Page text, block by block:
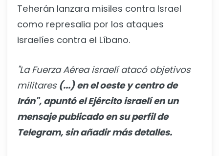
Teherán lanzara misiles contra Israel
como represalia por los ataques
israelíes contra el Líbano.
"La Fuerza Aérea israelí atacó objetivos
militares(...) en el oeste y centro de
Irán", apuntó el Ejército israelí en un
mensaje publicado en su perfil de
Telegram, sin añadir más detalles.